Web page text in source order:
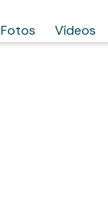
Fotos Vídeos